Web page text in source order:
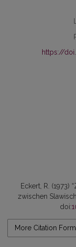
https://
Eckert, R. (1973)
zwischen
doi:
More Citation